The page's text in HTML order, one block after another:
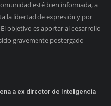
esté bien informada, a
la libertad de expresión y por
objetivo es aportar al desarrollo
gravemente postergado
a ex director de Inteligencia